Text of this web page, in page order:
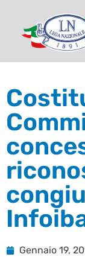
Gennaio 19,